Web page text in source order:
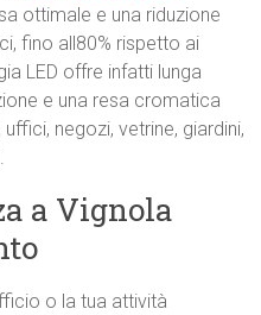
ottimale e una riduzione
fino all80% rispetto ai
LED offre infatti lunga
e una resa cromatica
negozi, vetrine, giardini,
a Vignola
o la tua attività